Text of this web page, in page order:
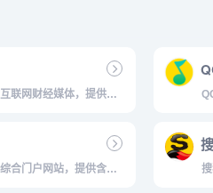
联网财经媒体，提供
融、美股、港股、行
合门户网站，提供含文